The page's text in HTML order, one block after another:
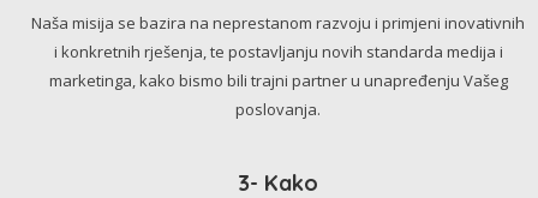
Naša misija se bazira na neprestanom razvoju i primjeni inovativnih
i konkretnih rješenja, te postavljanju novih standarda medija i
marketinga, kako bismo bili trajni partner u unapređenju Vašeg
poslovanja.
3- Kako